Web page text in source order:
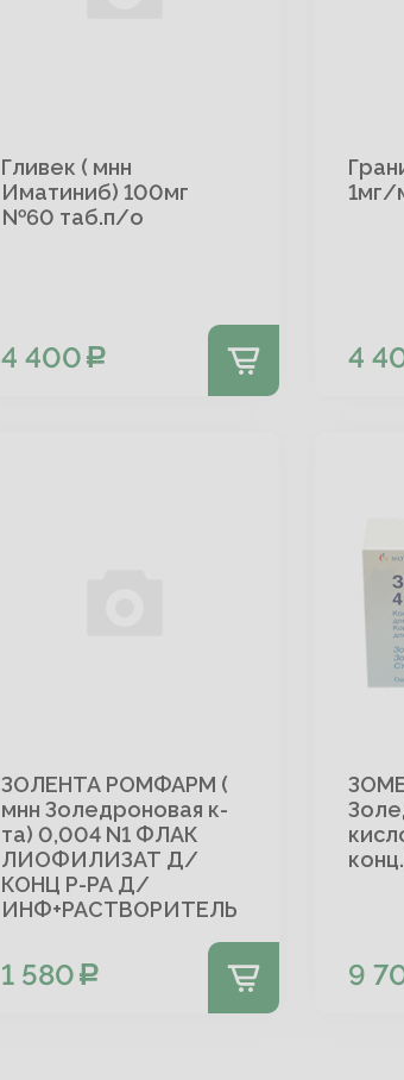
Гливек ( мнн
Иматиниб) 100мг
№60 таб.п/о
4 400
1мг/
4
ЗОЛЕНТА РОМФАРМ (
мнн Золедроновая к-
та) 0,004 N1 ФЛАК
ЛИОФИЛИЗАТ Д/
КОНЦ Р-РА Д/
ИНФ+РАСТВОРИТЕЛЬ
1 580 9